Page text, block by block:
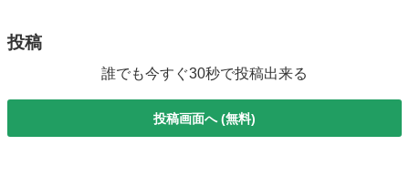
投稿
誰でも今すぐ30秒で投稿出来る
投稿画面へ (無料)